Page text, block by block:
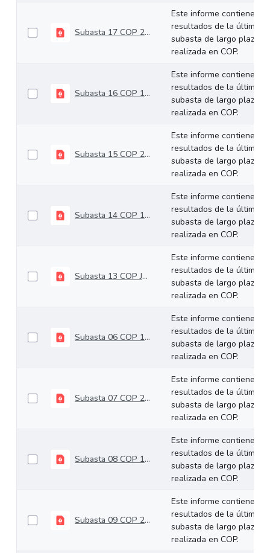
Subasta 17 COP 25-09-2024
Este informe contiene los
resultados de la última
subasta de largo plazo
realizada en COP.
Subasta 16 COP 11-09-2024
Este informe contiene los
resultados de la última
subasta de largo plazo
realizada en COP.
Subasta 15 COP 28-08-2024
Este informe contiene los
resultados de la última
subasta de largo plazo
realizada en COP.
Subasta 14 COP 14-08-2024
Este informe contiene los
resultados de la última
subasta de largo plazo
realizada en COP.
Subasta 13 COP Julio 24 de 2024
Este informe contiene los
resultados de la última
subasta de largo plazo
realizada en COP.
Subasta 06 COP 10-04-2024
Este informe contiene los
resultados de la última
subasta de largo plazo
realizada en COP.
Subasta 07 COP 24-04-2024
Este informe contiene los
resultados de la última
subasta de largo plazo
realizada en COP.
Subasta 08 COP 15-05-2024
Este informe contiene los
resultados de la última
subasta de largo plazo
realizada en COP.
Subasta 09 COP 29-05-2024
Este informe contiene los
resultados de la última
subasta de largo plazo
realizada en COP.